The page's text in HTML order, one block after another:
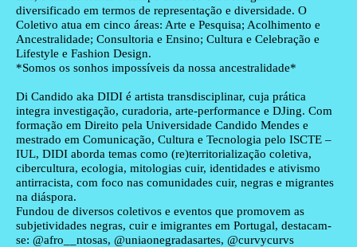
diversificado em termos de representação e diversidade. O
Coletivo atua em cinco áreas: Arte e Pesquisa; Acolhimento e
Ancestralidade; Consultoria e Ensino; Cultura e Celebração e
Lifestyle e Fashion Design.
*Somos os sonhos impossíveis da nossa ancestralidade*
Di Candido aka DIDI é artista transdisciplinar, cuja prática
integra investigação, curadoria, arte-performance e DJing. Com
formação em Direito pela Universidade Candido Mendes e
mestrado em Comunicação, Cultura e Tecnologia pelo ISCTE –
IUL, DIDI aborda temas como (re)territorialização coletiva,
cibercultura, ecologia, mitologias cuir, identidades e ativismo
antirracista, com foco nas comunidades cuir, negras e migrantes
na diáspora.
Fundou de diversos coletivos e eventos que promovem as
subjetividades negras, cuir e imigrantes em Portugal, destacam-
se: @afro__ntosas, @uniaonegradasartes, @curvycurvs